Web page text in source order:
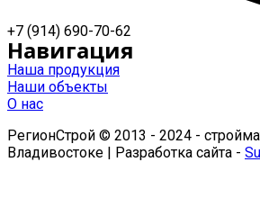
+7 (914) 690-70-62
Навигация
Наша продукция
Наши объекты
О нас
РегионСтрой © 2013 - 2024 -
Владивостоке | Разработка сайта -